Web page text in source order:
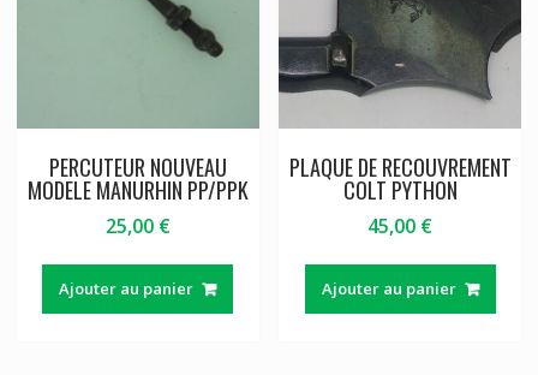
PERCUTEUR NOUVEAU
MODELE MANURHIN PP/PPK
25,00 €
Ajouter au panier
PLAQUE DE RECOUVREMENT
COLT PYTHON
45,00 €
Ajouter au panier